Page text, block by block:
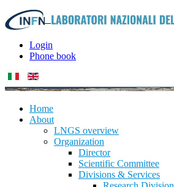
Login
Phone book
Home
About
LNGS overview
Organization
Director
Scientific Committee
Divisions & Services